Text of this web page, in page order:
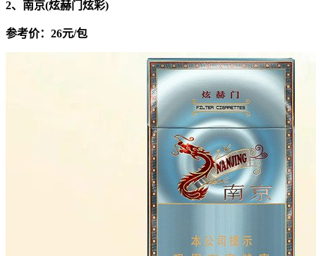
2、南京(炫赫门炫彩)
参考价：26元/包